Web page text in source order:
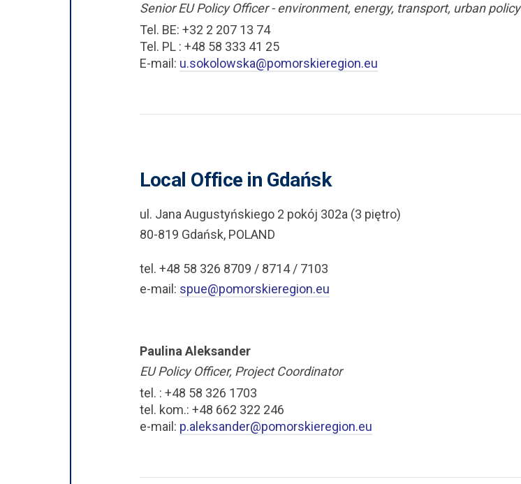
Senior EU Policy Officer - environment, energy, transport, urban policy
Tel. BE: +32 2 207 13 74
Tel. PL : +48 58 333 41 25
E-mail: u.sokolowska@pomorskieregion.eu
Local Office in Gdańsk
ul. Jana Augustyńskiego 2 pokój 302a (3 piętro)
80-819 Gdańsk, POLAND
tel. +48 58 326 8709 / 8714 / 7103
e-mail: spue@pomorskieregion.eu
Paulina Aleksander
EU Policy Officer, Project Coordinator
tel. : +48 58 326 1703
tel. kom.: +48 662 322 246
e-mail: p.aleksander@pomorskieregion.eu